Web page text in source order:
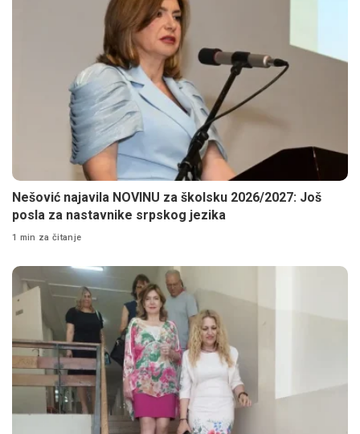
Nešović najavila NOVINU za školsku 2026/2027: Još
posla za nastavnike srpskog jezika
1 min za čitanje